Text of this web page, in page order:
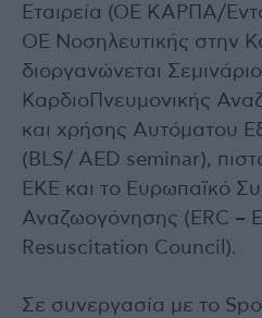
Εταιρεία (ΟΕ ΚΑΡΠΑ/
ΟΕ Νοσηλευτικής στην
διοργανώνεται
ΚαρδιοΠνευμονικής
και χρήσης Αυτόματου
(BLS/ AED seminar),
ΕΚΕ και το Ευρωπαϊκό
Αναζωογόνησης (ERC –
Resuscitation Council).
Σε συνεργασία με το